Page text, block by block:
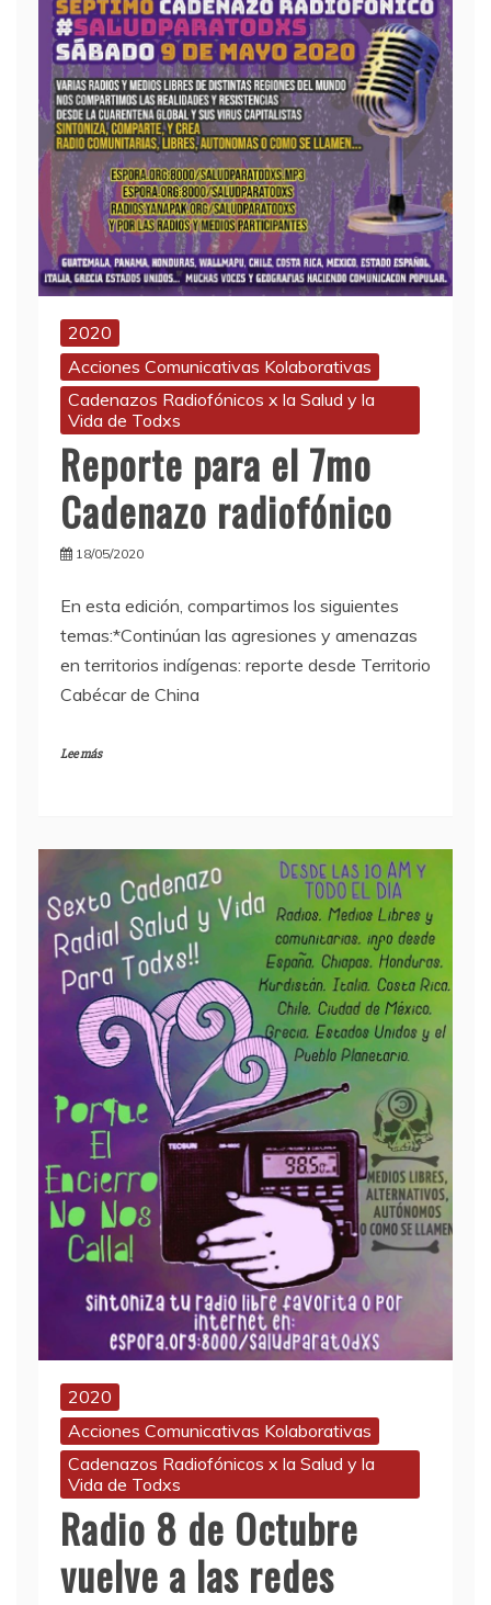
2020
Acciones Comunicativas Kolaborativas
Cadenazos Radiofónicos x la Salud y la
Vida de Todxs
Reporte para el 7mo
Cadenazo radiofónico
18/05/2020
En esta edición, compartimos los siguientes
temas:*Continúan las agresiones y amenazas
en territorios indígenas: reporte desde Territorio
Cabécar de China
Lee más
2020
Acciones Comunicativas Kolaborativas
Cadenazos Radiofónicos x la Salud y la
Vida de Todxs
Radio 8 de Octubre
vuelve a las redes